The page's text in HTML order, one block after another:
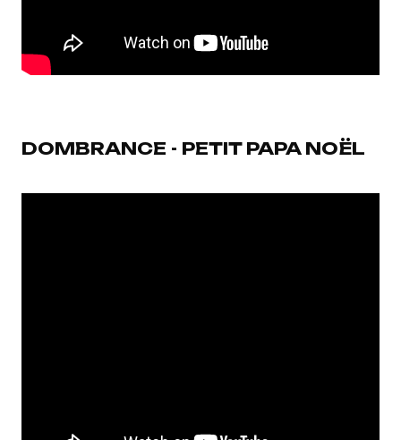
DOMBRANCE - PETIT PAPA NOËL